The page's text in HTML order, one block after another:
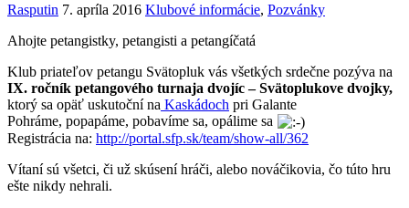
Rasputin 7. apríla 2016 Klubové informácie, Pozvánky
Ahojte petangistky, petangisti a petangíčatá
Klub priateľov petangu Svätopluk vás všetkých srdečne pozýva na
IX. ročník petangového turnaja dvojíc – Svätoplukove dvojky,
ktorý sa opäť uskutoční na Kaskádoch pri Galante
Pohráme, popapáme, pobavíme sa, opálime sa
Registrácia na: http://portal.sfp.sk/team/show-all/362
Vítaní sú všetci, či už skúsení hráči, alebo nováčikovia, čo túto hru
ešte nikdy nehrali.